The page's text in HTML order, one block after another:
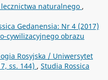
naturalnego ,
Gedanensia: Nr 4 (2017)
cywilizacyjnego obrazu
Rosyjska / Uniwersytet
ss. 144) , Studia Rossica